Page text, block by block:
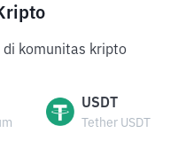
di komunitas kripto
USDT
Tether USDT